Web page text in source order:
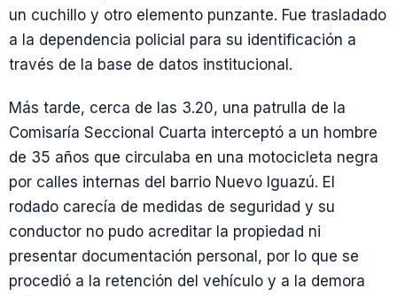
un cuchillo y otro elemento punzante. Fue trasladado
a la dependencia policial para su identificación a
través de la base de datos institucional.
Más tarde, cerca de las 3.20, una patrulla de la
Comisaría Seccional Cuarta interceptó a un hombre
de 35 años que circulaba en una motocicleta negra
por calles internas del barrio Nuevo Iguazú. El
rodado carecía de medidas de seguridad y su
conductor no pudo acreditar la propiedad ni
presentar documentación personal, por lo que se
procedió a la retención del vehículo y a la demora